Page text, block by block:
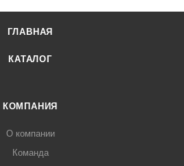
ГЛАВНАЯ
КАТАЛОГ
КОМПАНИЯ
О компании
Команда